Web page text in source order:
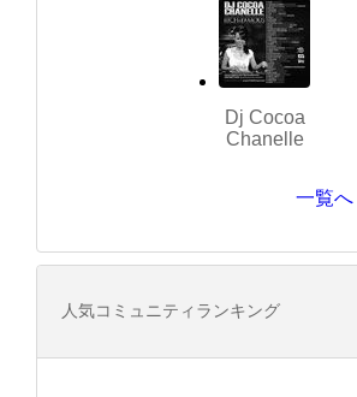
Dj Cocoa
Chanelle
一覧へ
人気コミュニティランキング